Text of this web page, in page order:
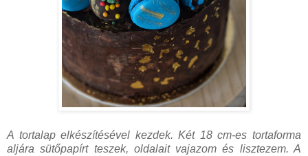
A tortalap elkészítésével kezdek. Két 18 cm-es tortaforma
aljára sütőpapírt teszek, oldalait vajazom és lisztezem. A